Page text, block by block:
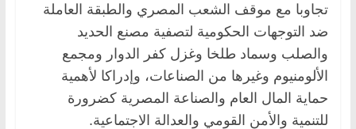
تجاوبا مع موقف الشعب المصري والطبقة العاملة
ضد التوجهات الحكومية لتصفية مصنع الحديد
والصلب وسماد طلخا وغزل كفر الدوار ومجمع
الألومنيوم وغيرها من الصناعات، وإدراكا لأهمية
حماية المال العام والصناعة المصرية كضرورة
للتنمية والأمن القومي والعدالة الاجتماعية.